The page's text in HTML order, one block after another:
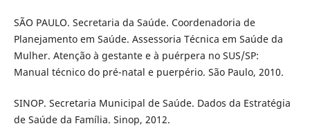
SÃO PAULO. Secretaria da Saúde. Coordenadoria de
Planejamento em Saúde. Assessoria Técnica em Saúde da
Mulher. Atenção à gestante e à puérpera no SUS/SP:
Manual técnico do pré-natal e puerpério. São Paulo, 2010.
SINOP. Secretaria Municipal de Saúde. Dados da Estratégia
de Saúde da Família. Sinop, 2012.